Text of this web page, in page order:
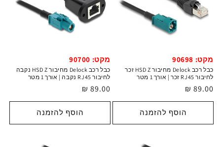
מקט: 90698
כבל רכב Delock מחיבור HSD Z זכר
לחיבור RJ45 זכר | אורך 1 מטר
מחיר
רגיל
89.00 ₪
הוסף להזמנה
מקט: 90700
כבל רכב Delock מחיבור HSD Z נקבה
לחיבור RJ45 נקבה | אורך 1 מטר
מחיר
רגיל
89.00 ₪
הוסף להזמנה